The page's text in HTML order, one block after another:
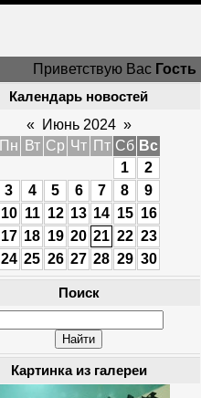
Приветствую Вас Гость
Календарь новостей
« Июнь 2024 »
Пн
Вт Ср Чт Пт Сб Вс
1
2
3
4 5 6 7 8
9
10 11 12 13 14 15 16
17 18 19 20 21 22 23
24 25 26 27 28 29 30
Поиск
Картинка из галереи